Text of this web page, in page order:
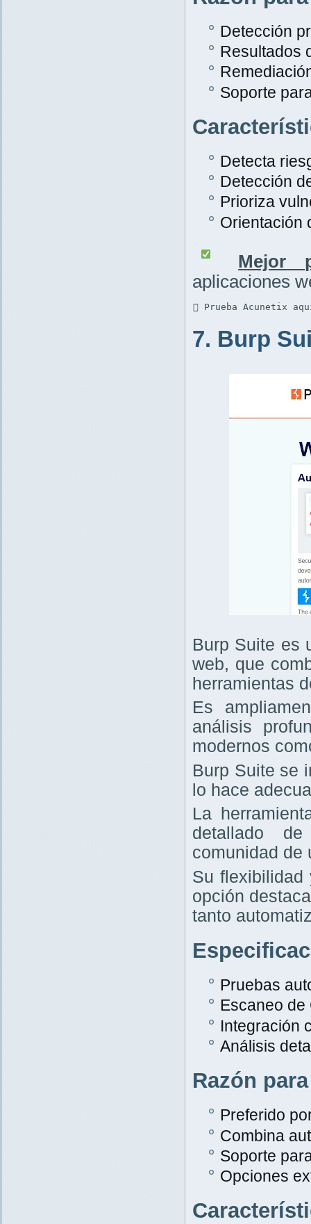
Detección
Resultados
Soporte
Detecta
Detección
Prioriza
Orientación
Mejor
aplicaciones
 Prueba Acunetix
7. Burp
Burp Suite es
web, que
herramientas
Es
análisis
modernos
Burp Suite se
lo hace
La
detallado
comunidad de
Su flexibilidad
opción
tanto
Pruebas
Escaneo de
Integración
Análisis
Razón
Preferido
Combina
Soporte
Opciones